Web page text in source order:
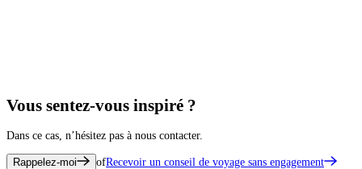
Vous sentez-vous inspiré ?
Dans ce cas, n’hésitez pas à nous contacter.
Rappelez-moi ofRecevoir un conseil de voyage sans engagement